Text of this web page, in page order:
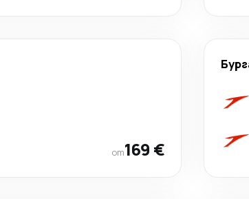
от169 €